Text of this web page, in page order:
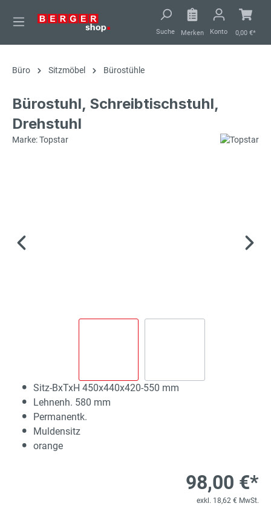
springen
Suche Merken Konto 0,00 €*
Büro Sitzmöbel Bürostühle
Bürostuhl, Schreibtischstuhl,
Drehstuhl
Marke: Topstar
Sitz-BxTxH 450x440x420-550 mm
Lehnenh. 580 mm
Permanentk.
Muldensitz
orange
98,00 €*
exkl. 18,62 € MwSt.